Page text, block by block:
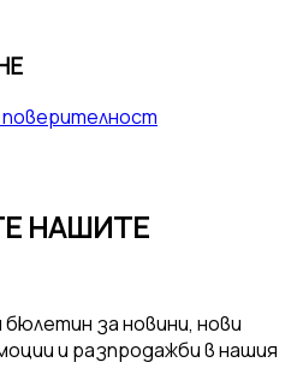
НАШИТЕ
за новини, нови
и разпродажби в нашия